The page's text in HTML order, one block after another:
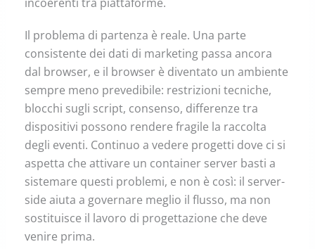
Il problema di partenza è reale. Una parte
consistente dei dati di marketing passa ancora
dal browser, e il browser è diventato un ambiente
sempre meno prevedibile: restrizioni tecniche,
blocchi sugli script, consenso, differenze tra
dispositivi possono rendere fragile la raccolta
degli eventi. Continuo a vedere progetti dove ci si
aspetta che attivare un container server basti a
sistemare questi problemi, e non è così: il server-
side aiuta a governare meglio il flusso, ma non
sostituisce il lavoro di progettazione che deve
venire prima.